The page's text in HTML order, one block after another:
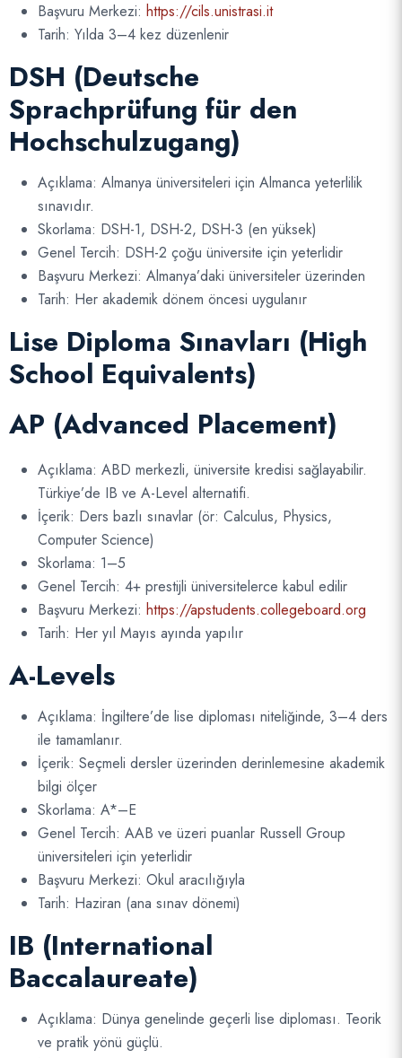
Başvuru Merkezi: https://cils.unistrasi.it
Tarih: Yılda 3–4 kez düzenlenir
DSH (Deutsche
Sprachprüfung für den
Hochschulzugang)
Açıklama: Almanya üniversiteleri için Almanca yeterlilik
sınavıdır.
Skorlama: DSH-1, DSH-2, DSH-3 (en yüksek)
Genel Tercih: DSH-2 çoğu üniversite için yeterlidir
Başvuru Merkezi: Almanya’daki üniversiteler üzerinden
Tarih: Her akademik dönem öncesi uygulanır
Lise Diploma Sınavları (High
School Equivalents)
AP (Advanced Placement)
Açıklama: ABD merkezli, üniversite kredisi sağlayabilir.
Türkiye’de IB ve A-Level alternatifi.
İçerik: Ders bazlı sınavlar (ör: Calculus, Physics,
Computer Science)
Skorlama: 1–5
Genel Tercih: 4+ prestijli üniversitelerce kabul edilir
Başvuru Merkezi: https://apstudents.collegeboard.org
Tarih: Her yıl Mayıs ayında yapılır
A-Levels
Açıklama: İngiltere’de lise diploması niteliğinde, 3–4 ders
ile tamamlanır.
İçerik: Seçmeli dersler üzerinden derinlemesine akademik
bilgi ölçer
Skorlama: A*–E
Genel Tercih: AAB ve üzeri puanlar Russell Group
üniversiteleri için yeterlidir
Başvuru Merkezi: Okul aracılığıyla
Tarih: Haziran (ana sınav dönemi)
IB (International
Baccalaureate)
Açıklama: Dünya genelinde geçerli lise diploması. Teorik
ve pratik yönü güçlü.